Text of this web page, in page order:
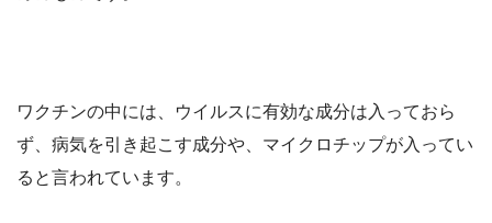
ワクチンの中には、ウイルスに有効な成分は入っておら
ず、病気を引き起こす成分や、マイクロチップが入ってい
ると言われています。